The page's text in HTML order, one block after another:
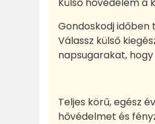
Gondoskodj
Válassz külső
napsugarakat,
Teljes körű, egész
hővédelmet és